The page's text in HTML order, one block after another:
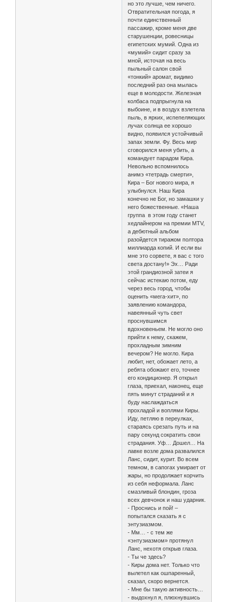
но это лучше, чем ничего.
Отвратительная погода, я
почти единственный
пассажир, кроме меня две
старушенции, ровесницы
египетских мумий. Одна из
«мумий» сидит сразу за
мной, источая на весь
пыльный салон свой
«тонкий» аромат, видимо
последний раз она мылась
еще в молодости. Железная
колбаса подпрыгнула на
выбоине, и в воздух взлетела
пыль, в ярких, испепеляющих
лучах солнца ее хорошо
видно, появился устойчивый
запах земли. Фу. Весь мир
сговорился меня убить, а
командует парадом Кира.
Невольно вспомнилось
анимэ «тетрадь смерти»,
Кира – Бог нового мира, я
улыбнулся. Наш Кира
конечно не Бог, но замашки у
него божественные. «Наша
группа в этом году станет
хедлайнером на премии MTV,
а дебютный альбом
разойдется тиражом полтора
миллиарда копий. И если вы
мне это сорвете, я вас с того
света достану!» Эх… Ради
этой грандиозной затеи я
сейчас истекаю потом, еду
через весь город, чтобы
оценить «мега-хит», по
заявлению командора,
навеянный чуть свет
проснувшимся
вдохновеньем. Не могло оно
прийти к нему, скажем,
прохладным зимним
вечером? Не могло. Кира
любит, нет, обожает лето, а
ребята обожают его, точнее
его кондиционер. Я открыл
глаза, приехал, наконец, еще
пять минут страданий и я
буду наслаждаться
прохладой и воплями Киры.
Иду, петляю в переулках,
стараясь срезать путь и на
пару секунд сократить свои
страдания. Уф… Дошел… На
лавке возле дома развалился
Ланс, сидит, курит. Во всем
темном, в сапогах умирает от
жары, но продолжает корчить
из себя неформала. Ланс
смазливый блондин, гроза
всех девчонок и наш ударник.
- Проснись и пой! –
попытался сказать я с
энтузиазмом.
- Мм… - с тем же
«энтузиазмом» протянул
Ланс, нехотя открыв глаза.
- Ты че здесь?
- Киры дома нет. Только что
вылетел как ошпаренный,
сказал, скоро вернется.
- Мне бы такую активность…
- выдохнул я, плюхнувшись